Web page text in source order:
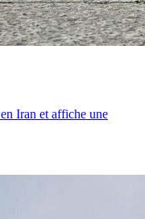
Iran et affiche une